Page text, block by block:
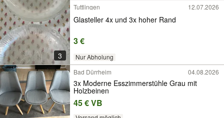
3
Tuttlingen 12.07.2026
Glasteller 4x und 3x hoher Rand
3 €
Nur Abholung
Bad Dürrheim
04.08.2026
3x Moderne Esszimmerstühle Grau mit
Holzbeinen
45 € VB